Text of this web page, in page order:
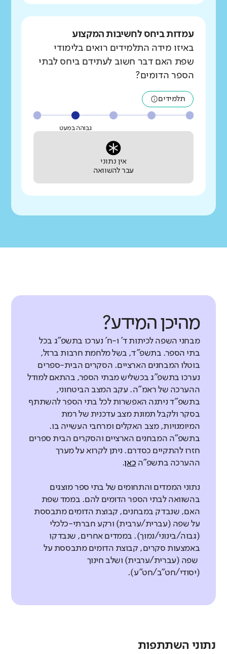
עמדות ביחס לחשיבות המקצוע
באיזו מידה התלמידים רואים בלימודי
שפת האם דבר חשוב לעתידם ביחס לבתי
הספר הדומים?
תלמידים
גבוהה במעט
אין נתוני
עבר להשוואה
מהיכן המידע?
מבחני השפה לכיתות ד' ו-ח' נערכו בתשפ"ג בכל
בתי הספר. בתשפ"ד, בשל מלחמת חרבות ברזל,
בוטלו המבחנים הארציים. הסקרים הבית-ספרים
נערכו בתשפ"ג בכשליש מבתי הספר, בהתאם למודל
ההערכה של ראמ"ה. עקב המצב הביטחוני,
בתשפ"ד ניתנה האפשרות לכל בתי הספר להשתתף
בסקר ולקבל תמונת מצב עדכנית של רמת
המיומנויות, מצב האקלים ומרחבי העשייה בו.
בתשפ"ה המבחנים הארציים והסקרים הבית ספרים
חזרו להתקיים כסדרם. ניתן לקרוא על מערך
ההערכה בתשפ"ה כאן.
נתוני הממדים והתחומים של בתי ספר מוצגים
בהשוואה לבתי הספר הדומים להם. בממד שפת
האם, שנבדק במבחנים, קבוצת הדומים מתבססת
על שפה (עברית/ערבית) ורקע חברתי-כלכלי
(גבוה/בינוני/נמוך). בממדים אחרים, שנבדקו
באמצעות סקרים, קבוצת הדומים מתבססת על
שפה (עברית/ערבית) ושלב חינוך
(יסודי/חט"ב/חט"ע).
נתוני השתתפות